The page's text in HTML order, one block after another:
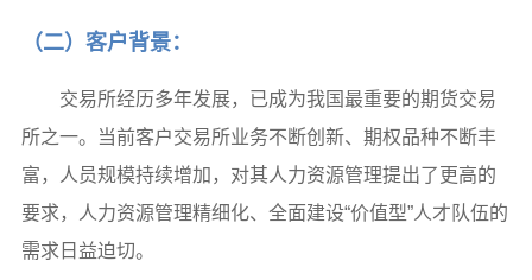
（二）客户背景：
交易所经历多年发展，已成为我国最重要的期货交易
所之一。当前客户交易所业务不断创新、期权品种不断丰
富，人员规模持续增加，对其人力资源管理提出了更高的
要求，人力资源管理精细化、全面建设“价值型”人才队伍的
需求日益迫切。